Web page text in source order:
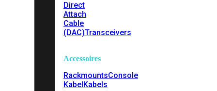
Direct
Attach
Cable
(DAC)Transceivers
Accessoires
RackmountsConsole
KabelKabels